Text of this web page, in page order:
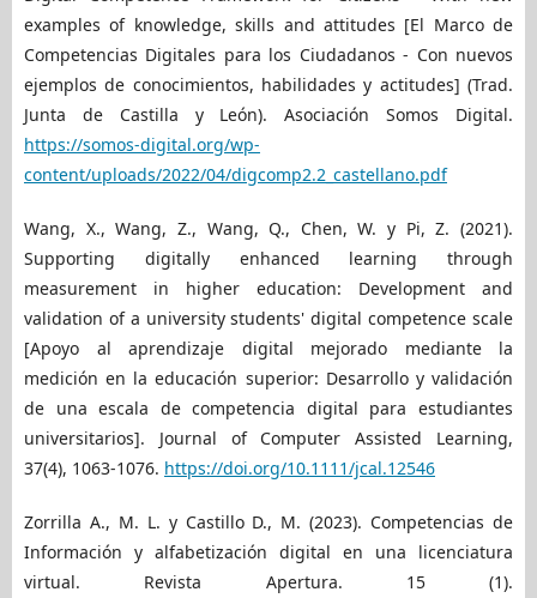
examples of knowledge, skills and attitudes [El Marco de
Competencias Digitales para los Ciudadanos - Con nuevos
ejemplos de conocimientos, habilidades y actitudes] (Trad.
Junta de Castilla y León). Asociación Somos Digital.
https://somos-digital.org/wp-
content/uploads/2022/04/digcomp2.2_castellano.pdf
Wang, X., Wang, Z., Wang, Q., Chen, W. y Pi, Z. (2021).
Supporting digitally enhanced learning through
measurement in higher education: Development and
validation of a university students' digital competence scale
[Apoyo al aprendizaje digital mejorado mediante la
medición en la educación superior: Desarrollo y validación
de una escala de competencia digital para estudiantes
universitarios]. Journal of Computer Assisted Learning,
37(4), 1063-1076. https://doi.org/10.1111/jcal.12546
Zorrilla A., M. L. y Castillo D., M. (2023). Competencias de
Información y alfabetización digital en una licenciatura
virtual. Revista Apertura. 15 (1).